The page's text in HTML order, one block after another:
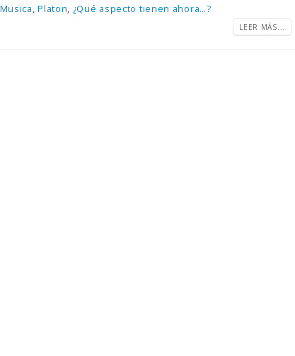
Musica,Platon, ¿Qué aspecto tienen ahora…?
LEER MÁS...